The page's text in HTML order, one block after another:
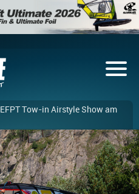
EFPT Tow-in Airstyle Show am